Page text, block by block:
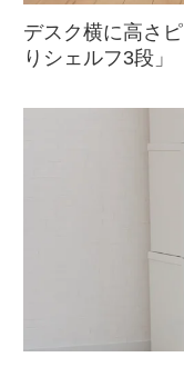
デスク横に高さ
りシェルフ3段」